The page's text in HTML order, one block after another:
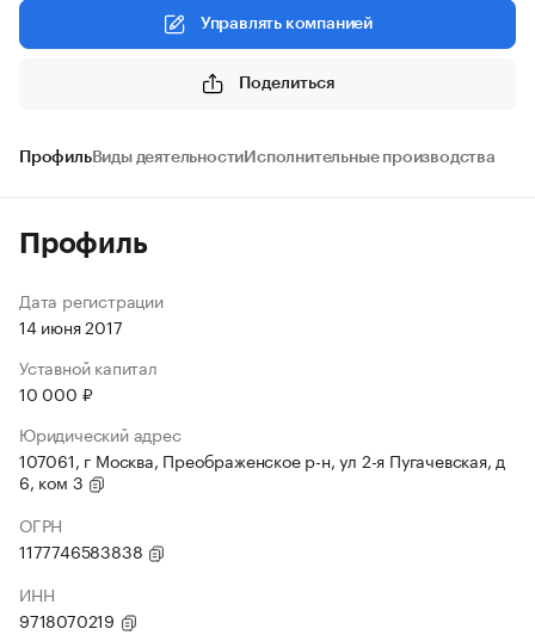
Управлять компанией
Поделиться
ПрофильВиды деятельности Исполнительные производства
Профиль
Дата регистрации
14 июня 2017
Уставной капитал
10 000 ₽
Юридический адрес
107061, г Москва, Преображенское р-н, ул 2-я Пугачевская, д
6, ком 3
ОГРН
1177746583838
ИНН
9718070219